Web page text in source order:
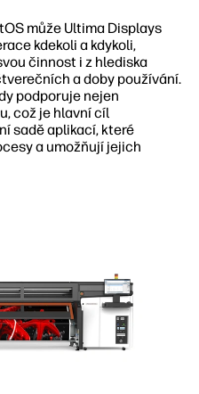
může Ultima Displays
kdekoli a kdykoli,
činnost i z hlediska
a doby používání.
podporuje nejen
což je hlavní cíl
sadě aplikací, které
a umožňují jejich